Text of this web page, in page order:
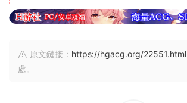
原文鏈接： https://hgacg.org/22551.html
處。